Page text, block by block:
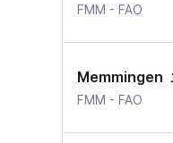
FMM Memmingen
- FAO
Memmingen
FMM Memmingen
- FAO